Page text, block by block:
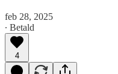
feb 28, 2025
∙ Betald
4